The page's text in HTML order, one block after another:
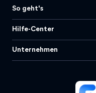
So geht's
Hilfe-Center
Unternehmen